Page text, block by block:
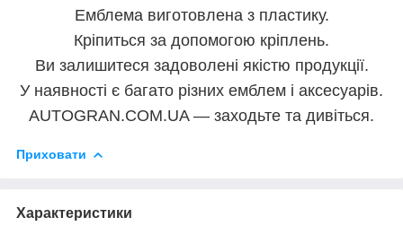
Емблема виготовлена з пластику.
Кріпиться за допомогою кріплень.
Ви залишитеся задоволені якістю продукції.
У наявності є багато різних емблем і аксесуарів.
AUTOGRAN.COM.UA — заходьте та дивіться.
Приховати
Характеристики